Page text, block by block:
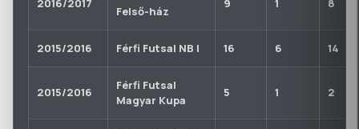
2016/2017
Felső-ház
9 1 8
2015/2016 Férfi Futsal NB I 16 6 14
2015/2016
Férfi Futsal
Magyar Kupa
5 1 2